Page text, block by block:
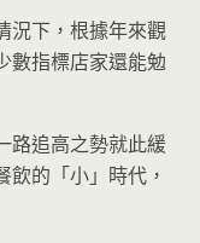
況下，根據年來觀
數指標店家還能勉
路追高之勢就此緩
的「小」時代，